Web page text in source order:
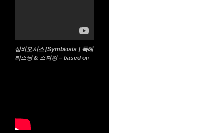
심비오시스 [Symbiosis ] 독해
리스닝 & 스피킹 – based on